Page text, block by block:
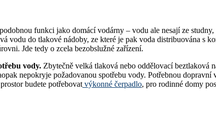
funkci jako domácí vodárny – vodu ale nesají ze
vodu do tlakové nádoby, ze které je pak voda distribuována s
Jde tedy o zcela bezobslužné zařízení.
vody. Zbytečně velká tlaková nebo oddělovací beztlaková
nepokryje požadovanou spotřebu vody. Potřebnou
budete potřebovat výkonné čerpadlo, pro rodinné domy